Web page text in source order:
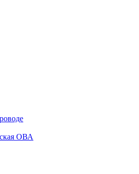
ОВА